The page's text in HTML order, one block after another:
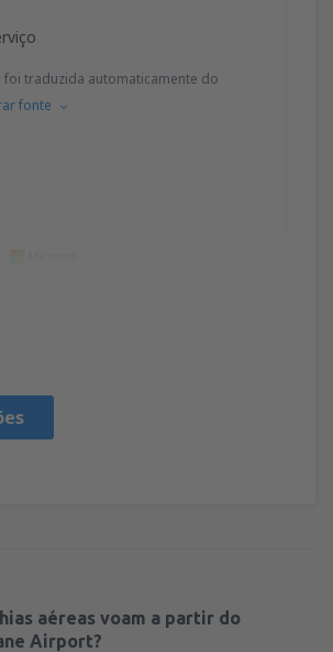
foi traduzida automaticamente do
fonte
aéreas voam a partir do
Airport?